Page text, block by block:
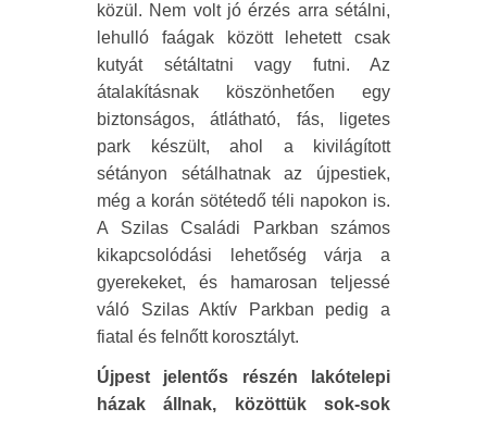
közül. Nem volt jó érzés arra sétálni,
lehulló faágak között lehetett csak
kutyát sétáltatni vagy futni. Az
átalakításnak köszönhetően egy
biztonságos, átlátható, fás, ligetes
park készült, ahol a kivilágított
sétányon sétálhatnak az újpestiek,
még a korán sötétedő téli napokon is.
A Szilas Családi Parkban számos
kikapcsolódási lehetőség várja a
gyerekeket, és hamarosan teljessé
váló Szilas Aktív Parkban pedig a
fiatal és felnőtt korosztályt.
Újpest jelentős részén lakótelepi
házak állnak, közöttük sok-sok